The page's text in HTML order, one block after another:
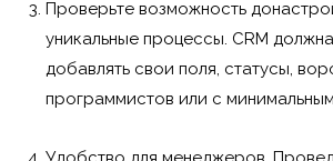
Проверьте возможность
уникальные процессы. CRM
добавлять свои поля, статусы,
программистов или с